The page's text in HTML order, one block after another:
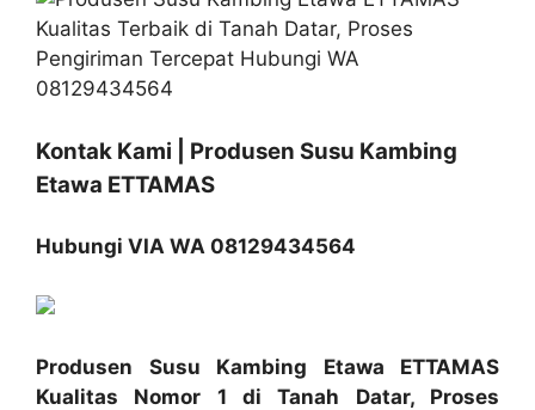
Kontak Kami | Produsen Susu Kambing
Etawa ETTAMAS
Hubungi VIA WA 08129434564
Produsen Susu Kambing Etawa ETTAMAS
Kualitas Nomor 1 di Tanah Datar, Proses